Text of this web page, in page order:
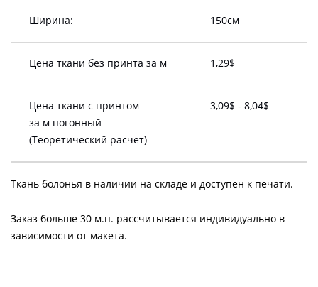
Ширина: 150см
Цена ткани без принта за м 1,29$
Цена ткани с принтом
за м погонный
(Теоретический расчет)
3,09$ - 8,04$
Ткань болонья в наличии на складе и доступен к печати.
Заказ больше 30 м.п. рассчитывается индивидуально в
зависимости от макета.